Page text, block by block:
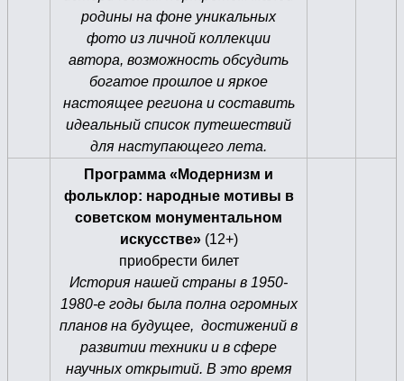
родины на фоне уникальных
фото из личной коллекции
автора, возможность обсудить
богатое прошлое и яркое
настоящее региона и составить
идеальный список путешествий
для наступающего лета.
Программа «Модернизм и
фольклор: народные мотивы в
советском монументальном
искусстве»(12+)
приобрести билет
История нашей страны в 1950-
1980-е годы была полна огромных
планов на будущее, достижений в
развитии техники и в сфере
научных открытий. В это время